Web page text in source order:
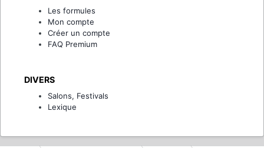
Les formules
Mon compte
Créer un compte
FAQ Premium
DIVERS
Salons, Festivals
Lexique